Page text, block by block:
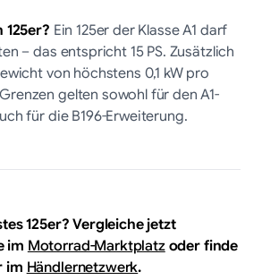
125er? Ein 125er der Klasse A1 darf
– das entspricht 15 PS. Zusätzlich
von höchstens 0,1 kW pro
gelten sowohl für den A1-
für die B196-Erweiterung.
125er? Vergleiche jetzt
imMotorrad-Marktplatzoder finde
imHändlernetzwerk.